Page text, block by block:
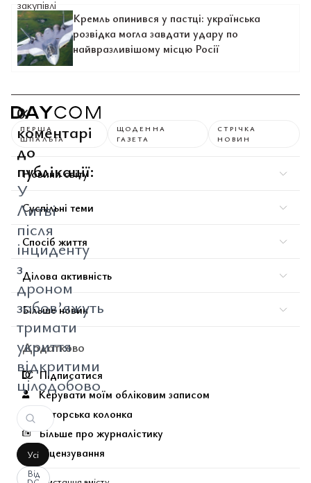
Кремль опинився у пастці: українська
розвідка могла завдати удару по
найвразливішому місцю Росії
0
коментарі
до
публікації:
У
Литві
після
інциденту
з
дроном
зобов’яжуть
тримати
укриття
відкритими
цілодобово
Усі
Від
ПЕРША
ШПАЛЬТА
ЩОДЕННА
ГАЗЕТА
СТРІЧКА
НОВИН
Новини світу
Суспільні теми
Спосіб життя
Ділова активність
Більше новин
Додатково
Підписатися
Керувати моїм обліковим записом
Авторська колонка
Більше про журналістику
Ліцензування